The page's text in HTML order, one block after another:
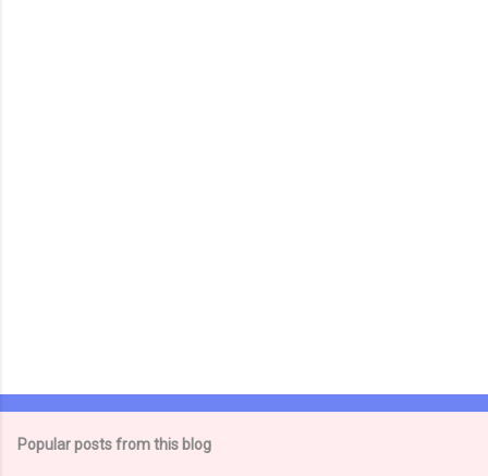
Popular posts from this blog